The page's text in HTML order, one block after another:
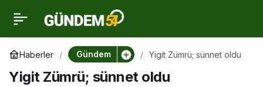
Haberler Gündem Yigit Zümrü; sünnet oldu
Yigit Zümrü; sünnet oldu
Yigit Zümrü; sünnet oldu